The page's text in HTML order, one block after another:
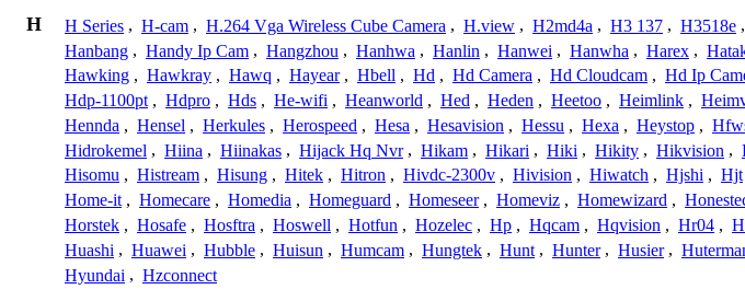
H H Series , H-cam , H.264 Vga Wireless Cube Camera , H.view , H2md4a , H3 137 , H3518e ,
Hanbang , Handy Ip Cam , Hangzhou , Hanhwa , Hanlin , Hanwei , Hanwha , Harex ,
Hawking , Hawkray , Hawq , Hayear , Hbell , Hd , Hd Camera , Hd Cloudcam , Hd Ip
Hdp-1100pt , Hdpro , Hds , He-wifi , Heanworld , Hed , Heden , Heetoo , Heimlink ,
Hennda , Hensel , Herkules , Herospeed , Hesa , Hesavision , Hessu , Hexa , Heystop ,
Hidrokemel , Hiina , Hiinakas , Hijack Hq Nvr , Hikam , Hikari , Hiki , Hikity , Hikvision ,
Hisomu , Histream , Hisung , Hitek , Hitron , Hivdc-2300v , Hivision , Hiwatch , Hjshi , Hjt
Home-it , Homecare , Homedia , Homeguard , Homeseer , Homeviz , Homewizard ,
Horstek , Hosafe , Hosftra , Hoswell , Hotfun , Hozelec , Hp , Hqcam , Hqvision , Hr04 ,
Huashi , Huawei , Hubble , Huisun , Humcam , Hungtek , Hunt , Hunter , Husier ,
Hyundai , Hzconnect